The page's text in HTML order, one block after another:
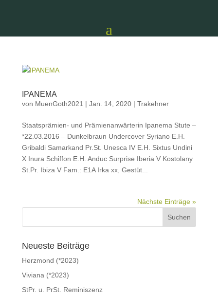
IPANEMA
von MuenGoth2021 | Jan. 14, 2020| Trakehner
Staatsprämien- und Prämienanwärterin Ipanema Stute –
*22.03.2016 – Dunkelbraun Undercover Syriano E.H.
Gribaldi Samarkand Pr.St. Unesca IV E.H. Sixtus Undini
X Inura Schiffon E.H. Anduc Surprise Iberia V Kostolany
St.Pr. Ibiza V Fam.: E1A Irka xx, Gestüt...
Nächste Einträge »
Neueste Beiträge
Herzmond (*2023)
Viviana (*2023)
StPr. u. PrSt. Reminiszenz